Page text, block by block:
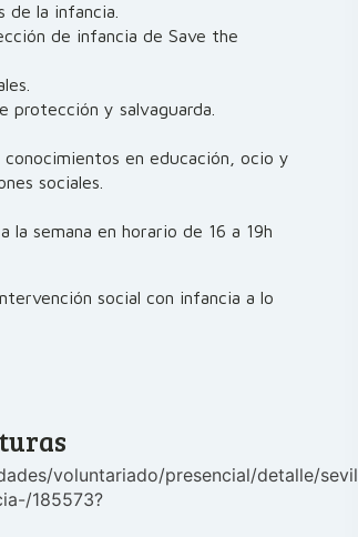
de la infancia.
de infancia de Save the
protección y salvaguarda.
en educación, ocio y
sociales.
la semana en horario de 16 a 19h
social con infancia a lo
voluntariado/presencial/detalle/
185573?